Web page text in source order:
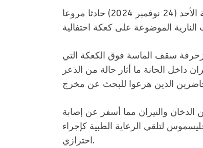
شهدت حانة معروفة في منطقة باغراتي بالعاصمة اليونانية أثينا ليلة الأحد (24 نوفمبر 2024) حادثا مروعا
زخرفة سقف الماسة فوق الكعكة التي
داخل الحانة ما أثار حالة من الذعر
والنيران مما أسفر عن إصابة
لتلقي الرعاية الطبية كإجراء
احترازي.